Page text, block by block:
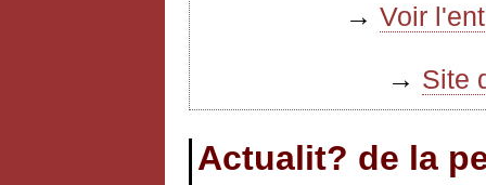
→ Voir
→ Site
Actualit? de la